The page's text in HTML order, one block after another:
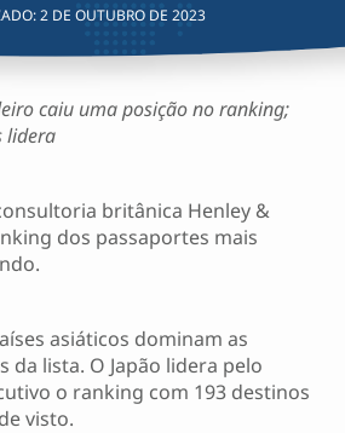
2 DE OUTUBRO DE 2023
caiu uma posição no ranking;
lidera
britânica Henley &
dos passaportes mais
asiáticos dominam as
da lista. O Japão lidera pelo
o ranking com 193 destinos
visto.